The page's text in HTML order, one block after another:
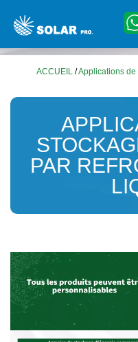
ACCUEIL /Applications
PAR